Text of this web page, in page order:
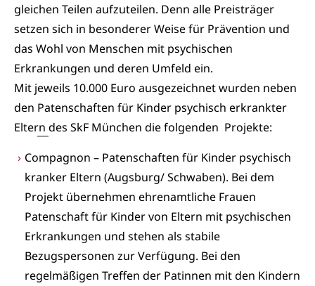
gleichen Teilen aufzuteilen. Denn alle Preisträger
setzen sich in besonderer Weise für Prävention und
das Wohl von Menschen mit psychischen
Erkrankungen und deren Umfeld ein.
Mit jeweils 10.000 Euro ausgezeichnet wurden neben
den Patenschaften für Kinder psychisch erkrankter
Eltern des SkF München die folgenden Projekte:
Compagnon – Patenschaften für Kinder psychisch
kranker Eltern (Augsburg/ Schwaben). Bei dem
Projekt übernehmen ehrenamtliche Frauen
Patenschaft für Kinder von Eltern mit psychischen
Erkrankungen und stehen als stabile
Bezugspersonen zur Verfügung. Bei den
regelmäßigen Treffen der Patinnen mit den Kindern